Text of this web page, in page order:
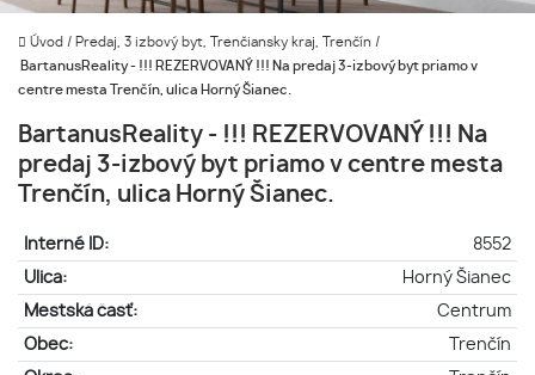
Úvod / Predaj, 3 izbový byt, Trenčiansky kraj, Trenčín /
BartanusReality - !!! REZERVOVANÝ !!! Na predaj 3-izbový byt priamo v
centre mesta Trenčín, ulica Horný Šianec.
BartanusReality - !!! REZERVOVANÝ !!! Na
predaj 3-izbový byt priamo v centre mesta
Trenčín, ulica Horný Šianec.
Interné ID:
8552
Ulica:
Horný Šianec
Mestská časť:
Centrum
Obec:
Trenčín